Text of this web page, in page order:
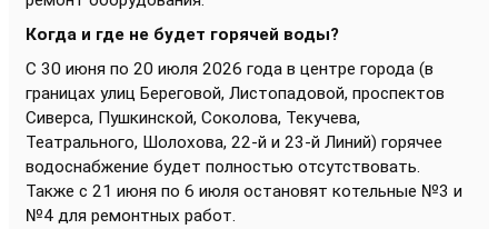
Когда и где не будет горячей воды?
С 30 июня по 20 июля 2026 года в центре города (в
границах улиц Береговой, Листопадовой, проспектов
Сиверса, Пушкинской, Соколова, Текучева,
Театрального, Шолохова, 22-й и 23-й Линий) горячее
водоснабжение будет полностью отсутствовать.
Также с 21 июня по 6 июля остановят котельные №3 и
№4 для ремонтных работ.